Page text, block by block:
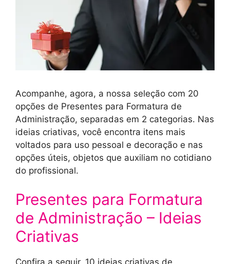
Acompanhe, agora, a nossa seleção com 20
opções de Presentes para Formatura de
Administração, separadas em 2 categorias. Nas
ideias criativas, você encontra itens mais
voltados para uso pessoal e decoração e nas
opções úteis, objetos que auxiliam no cotidiano
do profissional.
Presentes para Formatura
de Administração – Ideias
Criativas